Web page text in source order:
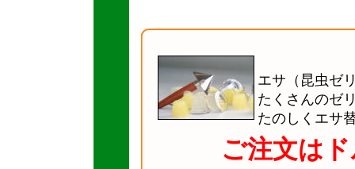
エサ（昆虫ゼ
たくさんのゼ
たのしくエサ
ご注文は